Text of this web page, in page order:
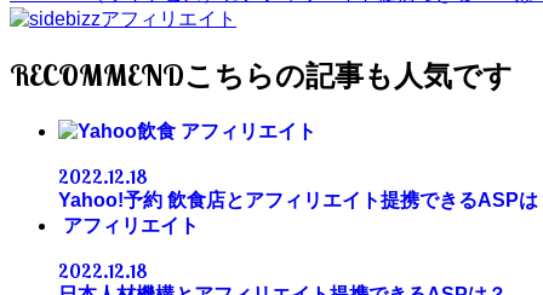
RECOMMEND
アフィリエイト
2022.12.18
Yahoo!予約 飲食店とアフィリエイト提携できるASPは
アフィリエイト
2022.12.18